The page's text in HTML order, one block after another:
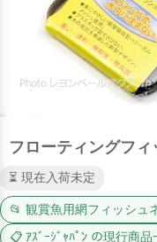
フローティングフ
⏳ 現在入荷未定
📂 観賞魚用網フィッシュ
📋 ｱｽﾞｰｼﾞｬﾊﾟﾝ の現行商品